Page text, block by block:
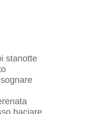
stanotte